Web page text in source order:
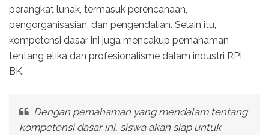
perangkat lunak, termasuk perencanaan,
pengorganisasian, dan pengendalian. Selain itu,
kompetensi dasar ini juga mencakup pemahaman
tentang etika dan profesionalisme dalam industri RPL
BK.
Dengan pemahaman yang mendalam tentang
kompetensi dasar ini, siswa akan siap untuk